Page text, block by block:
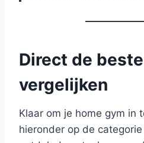
Direct de
vergelijken
Klaar om je home gym in
hieronder op de